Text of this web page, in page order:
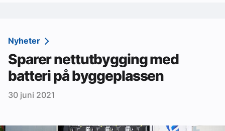
Redaksjonen
Om Byggfakta
Annonsere
Abonnere
Nyheter
Sparer nettutbygging med
batteri på byggeplassen
30 juni 2021